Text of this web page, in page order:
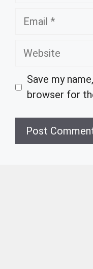
Email
Website
Save my
browser for